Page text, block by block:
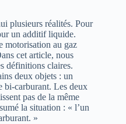
plusieurs réalités. Pour
un additif liquide.
motorisation au gaz
cet article, nous
définitions claires.
deux objets : un
bi-carburant. Les deux
pas de la même
la situation : « l’un
»